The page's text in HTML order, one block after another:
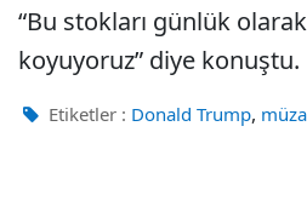
“Bu stokları günlük
koyuyoruz” diye konuştu.
Etiketler : Donald Trump,